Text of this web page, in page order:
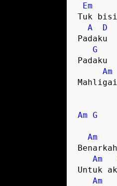
Em
Tuk
A
D
Padaku
G
Padaku
Am
Am G
Am
Am
Untuk
Am